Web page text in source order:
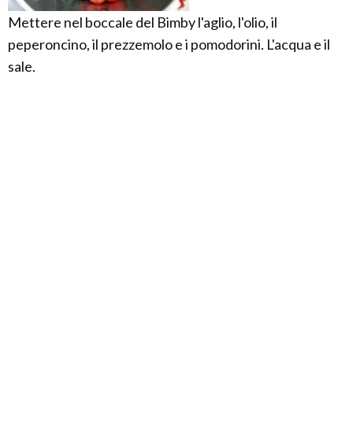
Mettere nel boccale del Bimby l'aglio, l'olio, il
peperoncino, il prezzemolo e i pomodorini. L'acqua e il
sale.